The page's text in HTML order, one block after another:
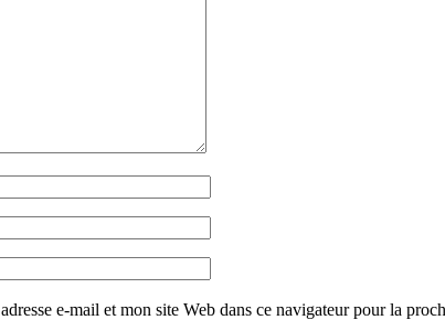
e-mail et mon site Web dans ce navigateur pour la